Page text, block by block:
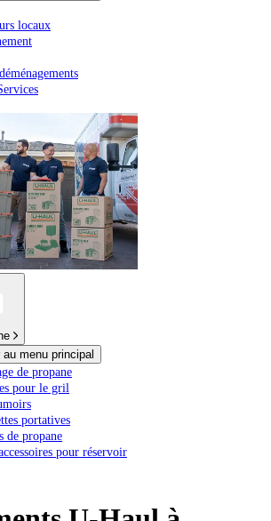
locaux
au menu principal
de propane
pour le gril
portatives
de propane
pour réservoir